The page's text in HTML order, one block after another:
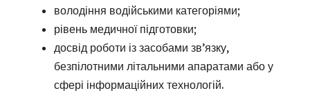
володіння водійськими категоріями;
рівень медичної підготовки;
досвід роботи із засобами зв’язку,
безпілотними літальними апаратами або у
сфері інформаційних технологій.